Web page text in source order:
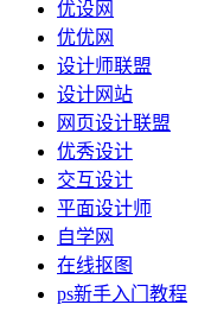
优设网
优优网
设计师联盟
设计网站
网页设计联盟
优秀设计
交互设计
平面设计师
自学网
在线抠图
ps新手入门教程